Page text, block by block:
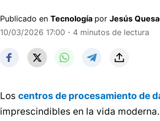
Publicado en Tecnología por Jesús
10/03/2026 17:00 ・4 minutos de lectura
Los centros de procesamiento de
imprescindibles en la vida